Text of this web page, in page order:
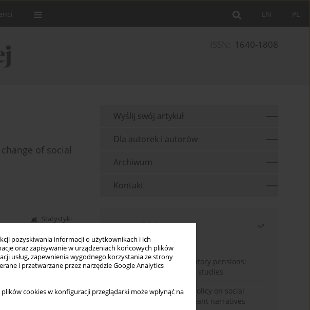
pozyskiwania informacji o użytkownikach i ich
oraz zapisywanie w urządzeniach końcowych plików
usług, zapewnienia wygodnego korzystania ze strony
i przetwarzane przez narzędzie Google Analytics
cookies w konfiguracji przeglądarki może wpłynąć na
PL
EN
1640-1808
of social
Statystyki
teoretyczne
Wyślij swój artykuł
Dla autorek i autorów
Archiwum
Kontakt
Najczęściej czytane
Miesiąc
Rok
Auto-enrolment in voluntary pensions:
Comparative OECD case studies
Delegitimizing climate policy on social
media platforms: Dominant narratives